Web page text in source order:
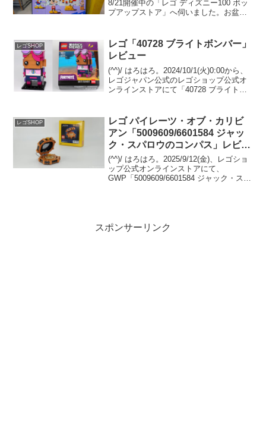
8/21開催中の「レゴ ディズニー100 ポッ
プアップストア」へ伺いました。お盆は
て、東京駅八重洲口...
レゴSHOP
レゴ「40728 ブライトボンバー」
レビュー
(^^)/ はろはろ。2024/10/1(火)0:00から、
レゴジャパン公式のレゴショップ公式オ
ンラインストアにて「40728 ブライトボ
込)以上の購入が条件...
レゴSHOP
レゴ パイレーツ・オブ・カリビ
アン「5009609/6601584 ジャッ
ク・スパロウのコンパス」レビュ
ー
(^^)/ はろはろ。2025/9/12(金)、レゴショ
ップ公式オンラインストアにて、
GWP「5009609/6601584 ジャック・スパ
スポンサーリンク